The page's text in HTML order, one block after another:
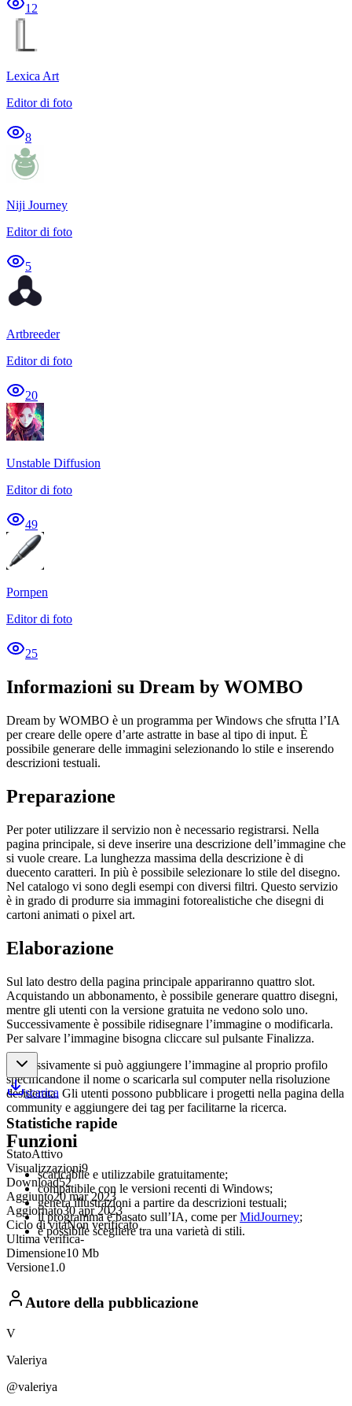
12
Lexica Art
Editor di foto
8
Niji Journey
Editor di foto
5
Artbreeder
Editor di foto
20
Unstable Diffusion
Editor di foto
49
Pornpen
Editor di foto
25
Informazioni su Dream by WOMBO
Dream by WOMBO è un programma per Windows che sfrutta l’IA
per creare delle opere d’arte astratte in base al tipo di input. È
possibile generare delle immagini selezionando lo stile e inserendo
descrizioni testuali.
Preparazione
Per poter utilizzare il servizio non è necessario registrarsi. Nella
pagina principale, si deve inserire una descrizione dell’immagine che
si vuole creare. La lunghezza massima della descrizione è di
duecento caratteri. In più è possibile selezionare lo stile del disegno.
Nel catalogo vi sono degli esempi con diversi filtri. Questo servizio
è in grado di produrre sia immagini fotorealistiche che disegni di
cartoni animati o pixel art.
Elaborazione
Sul lato destro della pagina principale appariranno quattro slot.
Acquistando un abbonamento, è possibile generare quattro disegni,
mentre gli utenti con la versione gratuita ne vedono solo uno.
Successivamente è possibile ridisegnare l’immagine o modificarla.
Per salvare l’immagine bisogna cliccare sul pulsante Finalizza.
Successivamente si può aggiungere l’immagine al proprio profilo
specificandone il nome o scaricarla sul computer nella risoluzione
desiderata. Gli utenti possono pubblicare i progetti nella pagina della
community e aggiungere dei tag per facilitarne la ricerca.
Funzioni
scaricabile e utilizzabile gratuitamente;
compatibile con le versioni recenti di Windows;
genera illustrazioni a partire da descrizioni testuali;
il programma è basato sull’IA, come perMidJourney;
è possibile scegliere tra una varietà di stili.
scarica
Statistiche rapide
StatoAttivo
Visualizzazioni9
Download52
Aggiunto20 mar 2023
Aggiornato30 apr 2023
Ciclo di vitaNon verificato
Ultima verifica-
Dimensione10 Mb
Versione1.0
Autore della pubblicazione
V
Valeriya
@valeriya